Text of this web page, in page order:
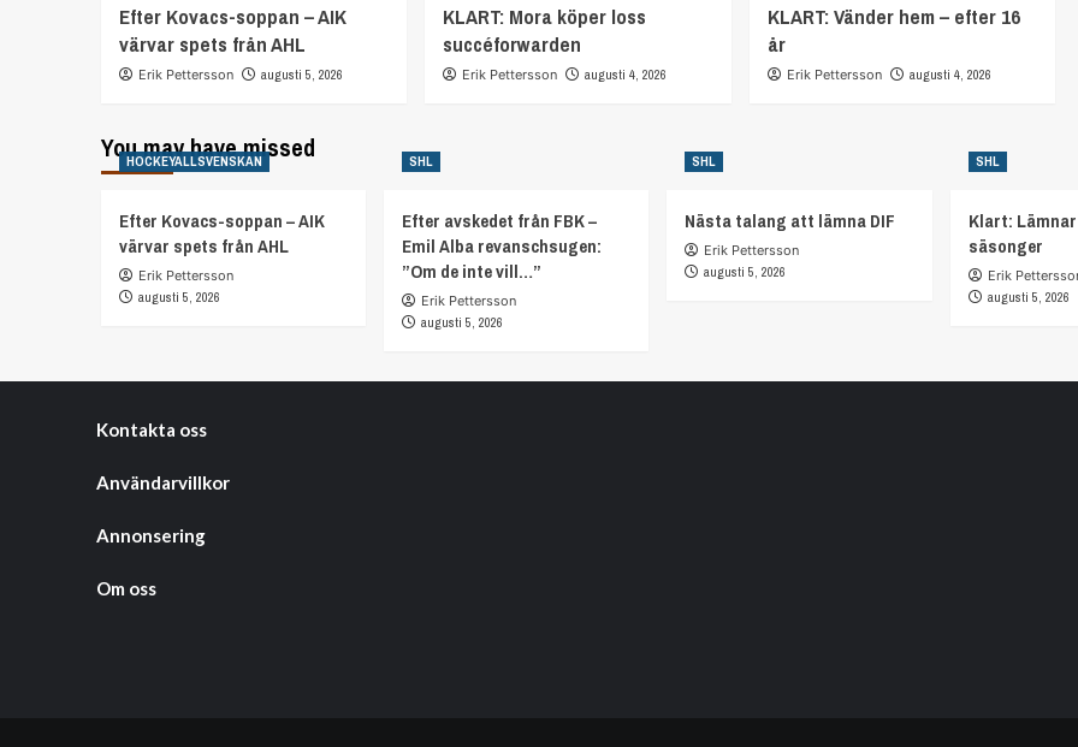
Efter Kovacs-soppan – AIK
värvar spets från AHL
Erik Pettersson augusti 5, 2026
KLART: Mora köper loss
succéforwarden
Erik Pettersson augusti 4, 2026
KLART: Vänder hem – efter 16
år
Erik Pettersson augusti 4, 2026
You may have missed
HOCKEYALLSVENSKAN
Efter Kovacs-soppan – AIK
värvar spets från AHL
Erik Pettersson
augusti 5, 2026
SHL
Efter avskedet från FBK –
Emil Alba revanschsugen:
”Om de inte vill…”
Erik Pettersson
augusti 5, 2026
SHL
Nästa talang att lämna DIF
Erik Pettersson
augusti 5, 2026
SHL
Klart:
säsonger
Erik
augusti 5, 2026
Kontakta oss
Användarvillkor
Annonsering
Om oss